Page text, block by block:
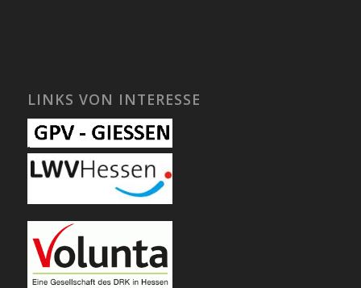
LINKS VON INTERESSE